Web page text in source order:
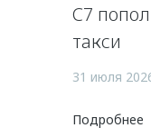
C7
такси
31 июля
Подробнее